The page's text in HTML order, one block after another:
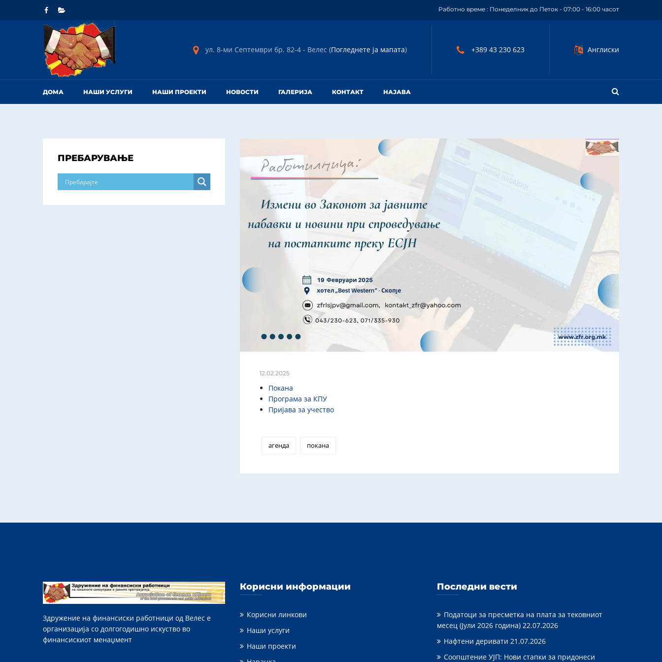
Работно време : Понеделник до Петок - 07:00 - 16:00 часот
ул. 8-ми Септември бр. 82-4 - Велес (Погледнете ја мапата) +389 43 230 623 Англиски
ДОМА НАШИ УСЛУГИ НАШИ ПРОЕКТИ НОВОСТИ ГАЛЕРИЈА КОНТАКТ НАЈАВА
12.02.2025
Покана
Програма за КПУ
Пријава за учество
агенда покана
ПРЕБАРУВАЊЕ
Здружение на финансиски работници од Велес е
организација со долгогодишно искуство во
финансискиот менаџмент
Корисни информации
Корисни линкови
Наши услуги
Наши проекти
Последни вести
Податоци за пресметка на плата за тековниот
месец (Јули 2026 година) 22.07.2026
Нафтени деривати 21.07.2026
Соопштение УЈП: Нови стапки за придонеси